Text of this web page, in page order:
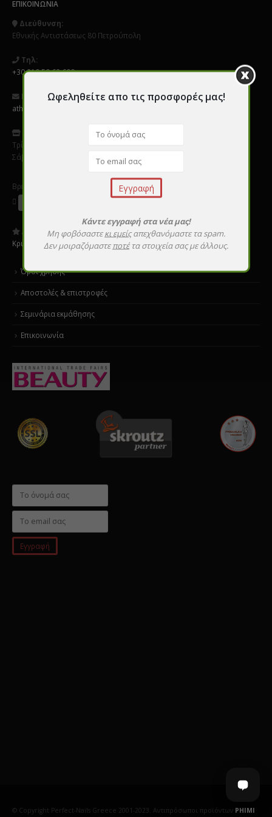
ΕΠΙΚΟΙΝΩΝΊΑ
Διεύθυνση:
Εθνικής Αντιστάσεως 80 Πετρούπολη
Τηλ:
+30 210 50 62 600
Email:
athens@perfect-nails.gr
Τρίτη - Παρασκεύη 9:00 - 20:00
Σάββατο 10:00 - 16:00
Βρείτε μας σε Social Media
Αξιολογήστε μας:
Κριτικές
Όροι χρήσης
Αποστολές & επιστροφές
Σεμινάρια εκμάθησης
Επικοινωνία
© Copyright Perfect-Nails Greece 2001-2023. Αντιπρόσωποι προϊόντων PHIMI
Ωφεληθείτε απο τις προσφορές μας!
Κάντε εγγραφή στα νέα μας!
Μη φοβόσαστεκι εμείςαπεχθανόμαστε τα spam.
Δεν μοιραζόμαστεποτέτα στοιχεία σας με άλλους.